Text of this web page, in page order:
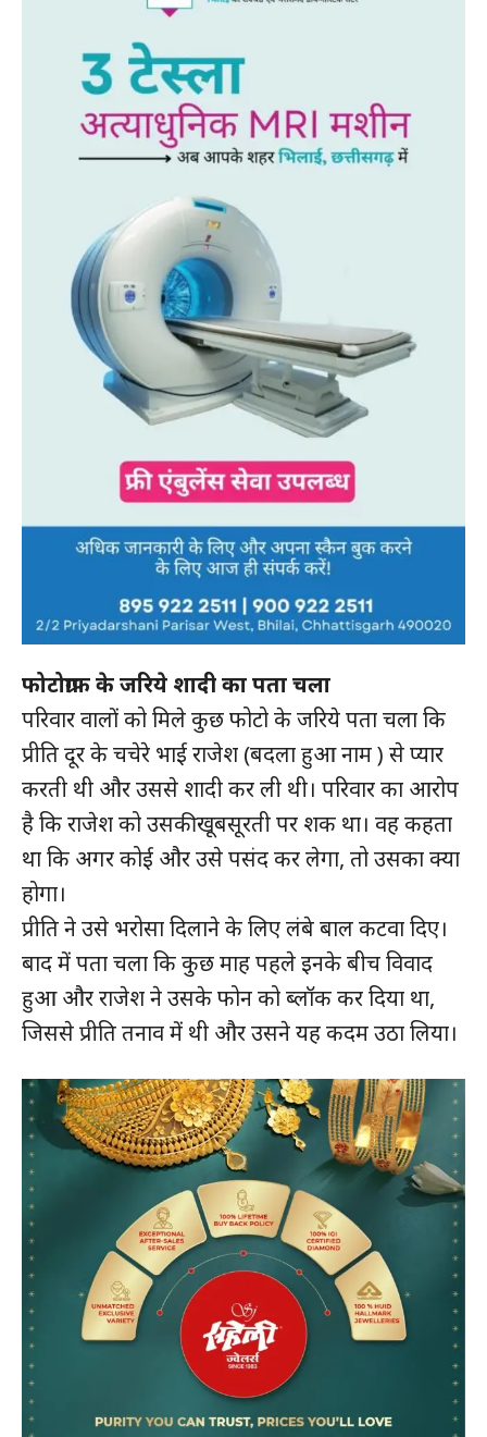
हमसे जुड़े
फोटोग्राफ के जरिये शादी का पता चला
परिवार वालों को मिले कुछ फोटो के जरिये पता चला कि
प्रीति दूर के चचेरे भाई राजेश (बदला हुआ नाम ) से प्यार
करती थी और उससे शादी कर ली थी। परिवार का आरोप
है कि राजेश को उसकी खूबसूरती पर शक था। वह कहता
था कि अगर कोई और उसे पसंद कर लेगा, तो उसका क्या
होगा।
प्रीति ने उसे भरोसा दिलाने के लिए लंबे बाल कटवा दिए।
बाद में पता चला कि कुछ माह पहले इनके बीच विवाद
हुआ और राजेश ने उसके फोन को ब्लॉक कर दिया था,
जिससे प्रीति तनाव में थी और उसने यह कदम उठा लिया।